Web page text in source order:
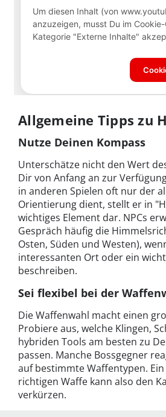
Allgemeine Tipps zu
Nutze Deinen Kompass
Unterschätze nicht den Wert
Dir von Anfang an zur
in anderen Spielen oft nur der
Orientierung dient, stellt er in
wichtiges Element dar. NPCs
Gespräch häufig die
Osten, Süden und Westen),
interessanten Ort oder ein
beschreiben.
Sei flexibel bei der
Die Waffenwahl macht einen
Probiere aus, welche Klingen,
hybriden Tools am besten zu
passen. Manche Bossgegner
auf bestimmte Waffentypen.
richtigen Waffe kann also den
verkürzen.